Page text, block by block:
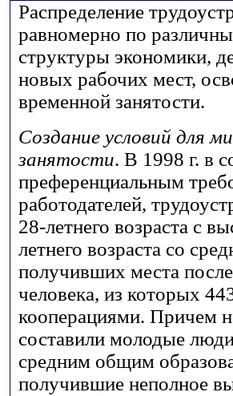
Распределение
равномерно по
структуры экономики,
новых рабочих мест,
временной занятости.
Создание условий для
занятости. В 1998 г. в
преференциальным
работодателей,
28-летнего возраста с
летнего возраста со
получивших места
человека, из которых
кооперациями. Причем
составили молодые
средним общим
получившие неполное